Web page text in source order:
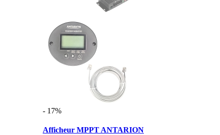
- 17%
Afficheur MPPT ANTARION